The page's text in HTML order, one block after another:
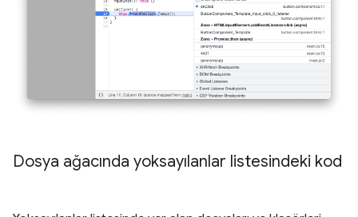
Dosya ağacında yoksayılanlar listesindeki kod